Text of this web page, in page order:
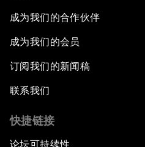
成为我们的合作伙伴
成为我们的会员
订阅我们的新闻稿
联系我们
快捷链接
论坛可持续性